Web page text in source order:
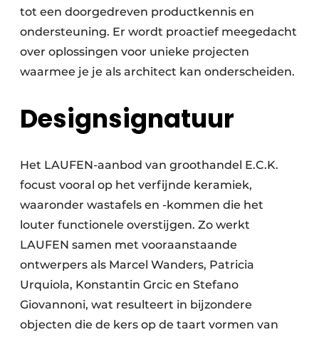
tot een doorgedreven productkennis en
ondersteuning. Er wordt proactief meegedacht
over oplossingen voor unieke projecten
waarmee je je als architect kan onderscheiden.
Designsignatuur
Het LAUFEN-aanbod van groothandel E.C.K.
focust vooral op het verfijnde keramiek,
waaronder wastafels en -kommen die het
louter functionele overstijgen. Zo werkt
LAUFEN samen met vooraanstaande
ontwerpers als Marcel Wanders, Patricia
Urquiola, Konstantin Grcic en Stefano
Giovannoni, wat resulteert in bijzondere
objecten die de kers op de taart vormen van